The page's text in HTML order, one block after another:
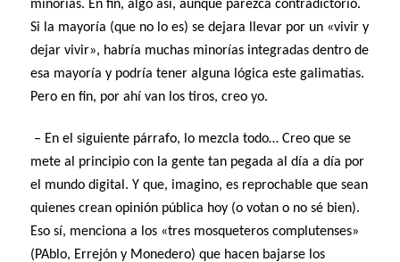
minorías. En fin, algo así, aunque parezca contradictorio.
Si la mayoría (que no lo es) se dejara llevar por un «vivir y
dejar vivir», habría muchas minorías integradas dentro de
esa mayoría y podría tener alguna lógica este galimatías.
Pero en fin, por ahí van los tiros, creo yo.
– En el siguiente párrafo, lo mezcla todo… Creo que se
mete al principio con la gente tan pegada al día a día por
el mundo digital. Y que, imagino, es reprochable que sean
quienes crean opinión pública hoy (o votan o no sé bien).
Eso sí, menciona a los «tres mosqueteros complutenses»
(PAblo, Errejón y Monedero) que hacen bajarse los